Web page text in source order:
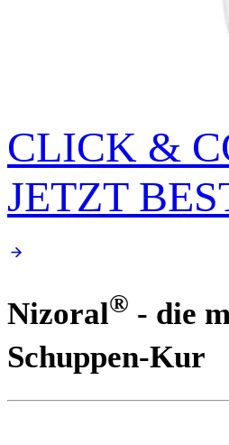
CLICK &
JETZT
Nizoral® - die
Schuppen-Kur